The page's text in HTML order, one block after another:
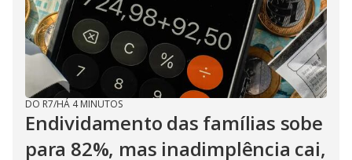
DO R7/HÁ 4 MINUTOS
Endividamento das famílias sobe
para 82%, mas inadimplência cai,